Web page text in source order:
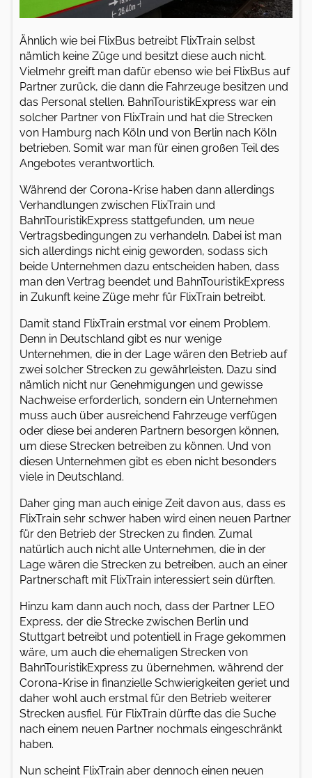
Ähnlich wie bei FlixBus betreibt FlixTrain selbst
nämlich keine Züge und besitzt diese auch nicht.
Vielmehr greift man dafür ebenso wie bei FlixBus auf
Partner zurück, die dann die Fahrzeuge besitzen und
das Personal stellen. BahnTouristikExpress war ein
solcher Partner von FlixTrain und hat die Strecken
von Hamburg nach Köln und von Berlin nach Köln
betrieben. Somit war man für einen großen Teil des
Angebotes verantwortlich.
Während der Corona-Krise haben dann allerdings
Verhandlungen zwischen FlixTrain und
BahnTouristikExpress stattgefunden, um neue
Vertragsbedingungen zu verhandeln. Dabei ist man
sich allerdings nicht einig geworden, sodass sich
beide Unternehmen dazu entscheiden haben, dass
man den Vertrag beendet und BahnTouristikExpress
in Zukunft keine Züge mehr für FlixTrain betreibt.
Damit stand FlixTrain erstmal vor einem Problem.
Denn in Deutschland gibt es nur wenige
Unternehmen, die in der Lage wären den Betrieb auf
zwei solcher Strecken zu gewährleisten. Dazu sind
nämlich nicht nur Genehmigungen und gewisse
Nachweise erforderlich, sondern ein Unternehmen
muss auch über ausreichend Fahrzeuge verfügen
oder diese bei anderen Partnern besorgen können,
um diese Strecken betreiben zu können. Und von
diesen Unternehmen gibt es eben nicht besonders
viele in Deutschland.
Daher ging man auch einige Zeit davon aus, dass es
FlixTrain sehr schwer haben wird einen neuen Partner
für den Betrieb der Strecken zu finden. Zumal
natürlich auch nicht alle Unternehmen, die in der
Lage wären die Strecken zu betreiben, auch an einer
Partnerschaft mit FlixTrain interessiert sein dürften.
Hinzu kam dann auch noch, dass der Partner LEO
Express, der die Strecke zwischen Berlin und
Stuttgart betreibt und potentiell in Frage gekommen
wäre, um auch die ehemaligen Strecken von
BahnTouristikExpress zu übernehmen, während der
Corona-Krise in finanzielle Schwierigkeiten geriet und
daher wohl auch erstmal für den Betrieb weiterer
Strecken ausfiel. Für FlixTrain dürfte das die Suche
nach einem neuen Partner nochmals eingeschränkt
haben.
Nun scheint FlixTrain aber dennoch einen neuen